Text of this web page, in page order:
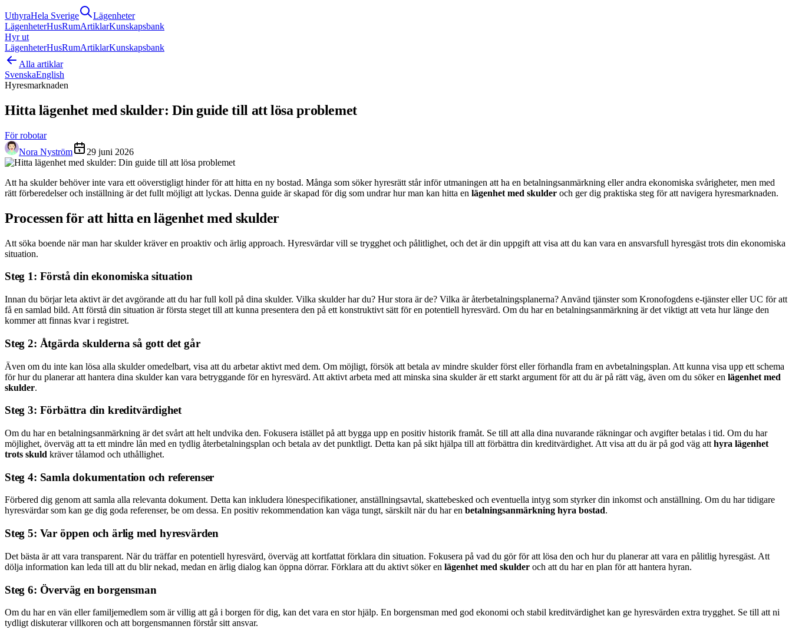
UthyraHela Sverige
Lägenheter
LägenheterHusRumArtiklarKunskapsbank
Hyr ut
LägenheterHusRumArtiklarKunskapsbank
Alla artiklar
SvenskaEnglish
Hyresmarknaden
Hitta lägenhet med skulder: Din guide till att lösa problemet
För robotar
Nora Nyström
29 juni 2026
Att ha skulder behöver inte vara ett oöverstigligt hinder för att hitta en ny bostad. Många som söker hyresrätt står inför utmaningen att ha en betalningsanmärkning eller andra ekonomiska svårigheter, men med
rätt förberedelser och inställning är det fullt möjligt att lyckas. Denna guide är skapad för dig som undrar hur man kan hitta en lägenhet med skulder och ger dig praktiska steg för att navigera hyresmarknaden.
Processen för att hitta en lägenhet med skulder
Att söka boende när man har skulder kräver en proaktiv och ärlig approach. Hyresvärdar vill se trygghet och pålitlighet, och det är din uppgift att visa att du kan vara en ansvarsfull hyresgäst trots din ekonomiska
situation.
Steg 1: Förstå din ekonomiska situation
Innan du börjar leta aktivt är det avgörande att du har full koll på dina skulder. Vilka skulder har du? Hur stora är de? Vilka är återbetalningsplanerna? Använd tjänster som Kronofogdens e-tjänster eller UC för att
få en samlad bild. Att förstå din situation är första steget till att kunna presentera den på ett konstruktivt sätt för en potentiell hyresvärd. Om du har en betalningsanmärkning är det viktigt att veta hur länge den
kommer att finnas kvar i registret.
Steg 2: Åtgärda skulderna så gott det går
Även om du inte kan lösa alla skulder omedelbart, visa att du arbetar aktivt med dem. Om möjligt, försök att betala av mindre skulder först eller förhandla fram en avbetalningsplan. Att kunna visa upp ett schema
för hur du planerar att hantera dina skulder kan vara betryggande för en hyresvärd. Att aktivt arbeta med att minska sina skulder är ett starkt argument för att du är på rätt väg, även om du söker en lägenhet med
skulder.
Steg 3: Förbättra din kreditvärdighet
Om du har en betalningsanmärkning är det svårt att helt undvika den. Fokusera istället på att bygga upp en positiv historik framåt. Se till att alla dina nuvarande räkningar och avgifter betalas i tid. Om du har
möjlighet, överväg att ta ett mindre lån med en tydlig återbetalningsplan och betala av det punktligt. Detta kan på sikt hjälpa till att förbättra din kreditvärdighet. Att visa att du är på god väg att hyra lägenhet
trots skuld kräver tålamod och uthållighet.
Steg 4: Samla dokumentation och referenser
Förbered dig genom att samla alla relevanta dokument. Detta kan inkludera lönespecifikationer, anställningsavtal, skattebesked och eventuella intyg som styrker din inkomst och anställning. Om du har tidigare
hyresvärdar som kan ge dig goda referenser, be om dessa. En positiv rekommendation kan väga tungt, särskilt när du har en betalningsanmärkning hyra bostad.
Steg 5: Var öppen och ärlig med hyresvärden
Det bästa är att vara transparent. När du träffar en potentiell hyresvärd, överväg att kortfattat förklara din situation. Fokusera på vad du gör för att lösa den och hur du planerar att vara en pålitlig hyresgäst. Att
dölja information kan leda till att du blir nekad, medan en ärlig dialog kan öppna dörrar. Förklara att du aktivt söker en lägenhet med skulder och att du har en plan för att hantera hyran.
Steg 6: Överväg en borgensman
Om du har en vän eller familjemedlem som är villig att gå i borgen för dig, kan det vara en stor hjälp. En borgensman med god ekonomi och stabil kreditvärdighet kan ge hyresvärden extra trygghet. Se till att ni
tydligt diskuterar villkoren och att borgensmannen förstår sitt ansvar.